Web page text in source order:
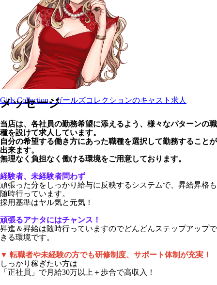
Girls Collection - ガールズコレクションのキャスト求人
メッセージ
当店は、各社員の勤務希望に添えるよう、様々なパターンの職
種を設けて求人しています。
自分の希望する働き方にあった職種を選択して勤務することが
出来ます。
無理なく負担なく働ける環境をご用意しております。
経験者、未経験者問わず
頑張った分をしっかり給与に反映するシステムで、昇給昇格も
随時行っています。
採用基準はヤル気と元気！
頑張るアナタにはチャンス！
昇進＆昇給は随時行っていますのでどんどんステップアップで
きる環境です。
▼ 転職者や未経験の方でも研修制度、サポート体制が充実！
しっかり稼ぎたい方は
「正社員」で月給30万以上＋歩合で高収入！